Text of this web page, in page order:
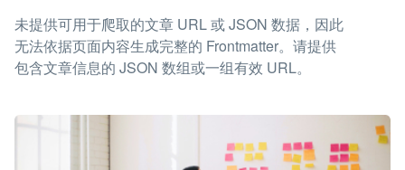
未提供可用于爬取的文章 URL 或 JSON 数据，因此
无法依据页面内容生成完整的 Frontmatter。请提供
包含文章信息的 JSON 数组或一组有效 URL。